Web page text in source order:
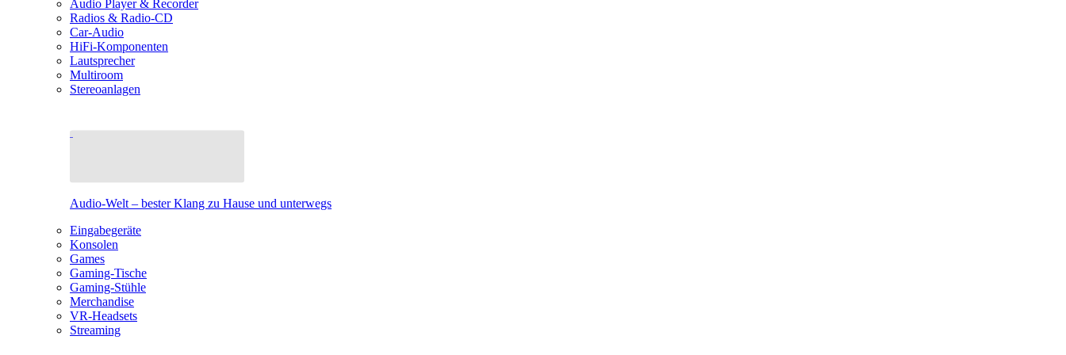
Audio Player & Recorder
Radios & Radio-CD
Car-Audio
HiFi-Komponenten
Lautsprecher
Multiroom
Stereoanlagen
Audio-Welt – bester Klang zu Hause und unterwegs
Eingabegeräte
Konsolen
Games
Gaming-Tische
Gaming-Stühle
Merchandise
VR-Headsets
Streaming